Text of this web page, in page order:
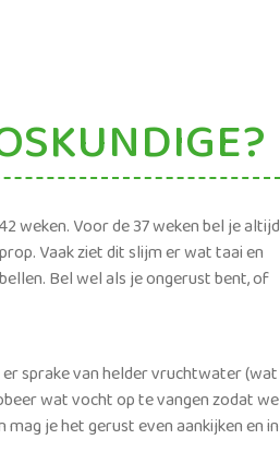
weken. Voor de 37 weken bel je altijd
Vaak ziet dit slijm er wat taai en
Bel wel als je ongerust bent, of
sprake van helder vruchtwater (wat
wat vocht op te vangen zodat we
je het gerust even aankijken en in